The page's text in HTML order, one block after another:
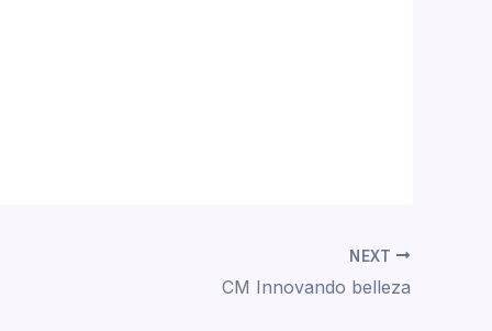
NEXT
CM Innovando belleza